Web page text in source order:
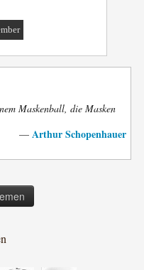
Maskenball, die Masken
— Arthur Schopenhauer